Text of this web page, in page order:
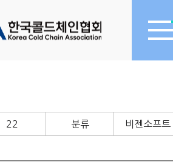
22 분류 비젠소프트